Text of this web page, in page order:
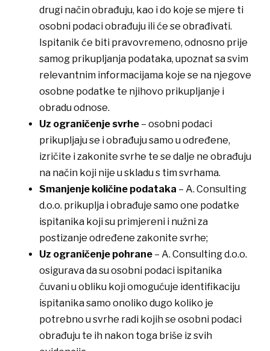
drugi način obrađuju, kao i do koje se mjere ti
osobni podaci obrađuju ili će se obrađivati.
Ispitanik će biti pravovremeno, odnosno prije
samog prikupljanja podataka, upoznat sa svim
relevantnim informacijama koje se na njegove
osobne podatke te njihovo prikupljanje i
obradu odnose.
Uz ograničenje svrhe – osobni podaci
prikupljaju se i obrađuju samo u određene,
izričite i zakonite svrhe te se dalje ne obrađuju
na način koji nije u skladu s tim svrhama.
Smanjenje količine podataka – A. Consulting
d.o.o. prikuplja i obrađuje samo one podatke
ispitanika koji su primjereni i nužni za
postizanje određene zakonite svrhe;
Uz ograničenje pohrane – A. Consulting d.o.o.
osigurava da su osobni podaci ispitanika
čuvani u obliku koji omogućuje identifikaciju
ispitanika samo onoliko dugo koliko je
potrebno u svrhe radi kojih se osobni podaci
obrađuju te ih nakon toga briše iz svih